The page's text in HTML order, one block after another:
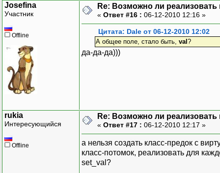
Josefina
Участник
Offline
Re: Возможно ли
« Ответ #16 : 06-12-2010 12:16 »
Цитата: Dale от 06-12-2010 12:02
А общее поле, стало быть, val?
да-да-да)))
rukia
Интересующийся
Offline
Re: Возможно ли
« Ответ #17 : 06-12-2010 12:17 »
а нельзя создать класс-предок с
класс-потомок, реализовать для
set_val?